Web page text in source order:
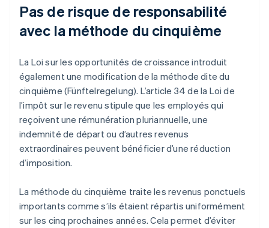
Pas de risque de responsabilité
avec la méthode du cinquième
La Loi sur les opportunités de croissance introduit
également une modification de la méthode dite du
cinquième (Fünftelregelung). L’article 34 de la Loi de
l’impôt sur le revenu stipule que les employés qui
reçoivent une rémunération pluriannuelle, une
indemnité de départ ou d’autres revenus
extraordinaires peuvent bénéficier d’une réduction
d’imposition.
La méthode du cinquième traite les revenus ponctuels
importants comme s’ils étaient répartis uniformément
sur les cinq prochaines années. Cela permet d’éviter